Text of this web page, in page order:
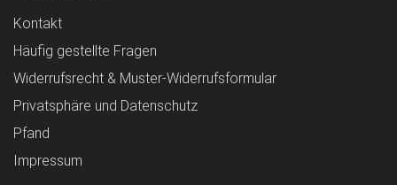
Kontakt
Häufig gestellte Fragen
Widerrufsrecht & Muster-Widerrufsformular
Privatsphäre und Datenschutz
Pfand
Impressum